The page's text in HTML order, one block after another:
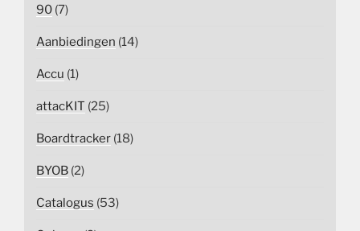
90 (7)
Aanbiedingen (14)
Accu (1)
attacKIT (25)
Boardtracker (18)
BYOB (2)
Catalogus (53)